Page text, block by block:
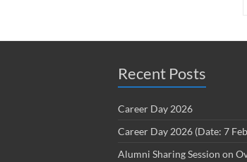
Recent Posts
Career Day 2026
Career Day 2026 (Date: 7
Alumni Sharing Session on